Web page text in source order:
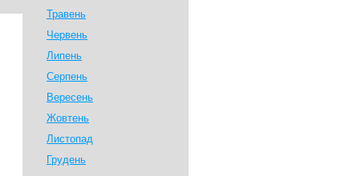
Травень
Червень
Липень
Серпень
Вересень
Жовтень
Листопад
Грудень